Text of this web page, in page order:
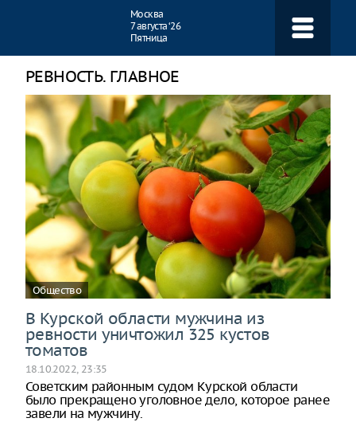
Москва
7 августа ‘26
Пятница
РЕВНОСТЬ. ГЛАВНОЕ
Общество
В Курской области мужчина из
ревности уничтожил 325 кустов
томатов
18.10.2022, 23:35
Советским районным судом Курской области
было прекращено уголовное дело, которое ранее
завели на мужчину.